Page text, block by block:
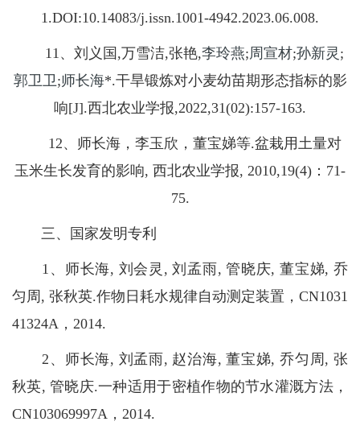
1.DOI:10.14083/j.issn.1001-4942.2023.06.008.
11、刘义国,万雪洁,张艳,李玲燕;周宣材;孙新灵 ;
郭卫卫;师长海*.干旱锻炼对小麦幼苗期形态指标的影
响[J].西北农业学报,2022,31(02):157-163.
12、师长海，李玉欣，董宝娣等.盆栽用土量对
玉米生长发育的影响, 西北农业学报, 2010,19(4)：71-
75.
三、国家发明专利
1、师长海, 刘会灵, 刘孟雨, 管晓庆, 董宝娣, 乔
匀周, 张秋英.作物日耗水规律自动测定装置，CN1031
41324A，2014.
2、师长海, 刘孟雨, 赵治海, 董宝娣, 乔匀周, 张
秋英, 管晓庆.一种适用于密植作物的节水灌溉方法，
CN103069997A，2014.